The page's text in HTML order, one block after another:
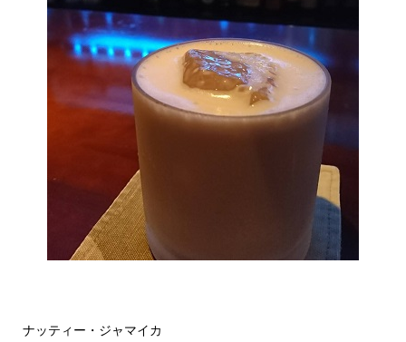
ナッティー・ジャマイカ